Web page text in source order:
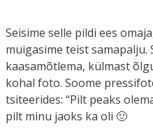
Seisime selle pildi ees
muigasime teist samapalju.
kaasamõtlema, külmast
kohal foto. Soome
tsiteerides: “Pilt peaks
pilt minu jaoks ka oli 🙂